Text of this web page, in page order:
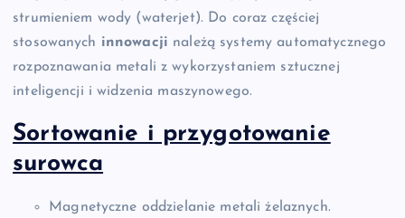
strumieniem wody (waterjet). Do coraz częściej
stosowanych innowacji należą systemy automatycznego
rozpoznawania metali z wykorzystaniem sztucznej
inteligencji i widzenia maszynowego.
Sortowanie i przygotowanie
surowca
Magnetyczne oddzielanie metali żelaznych.